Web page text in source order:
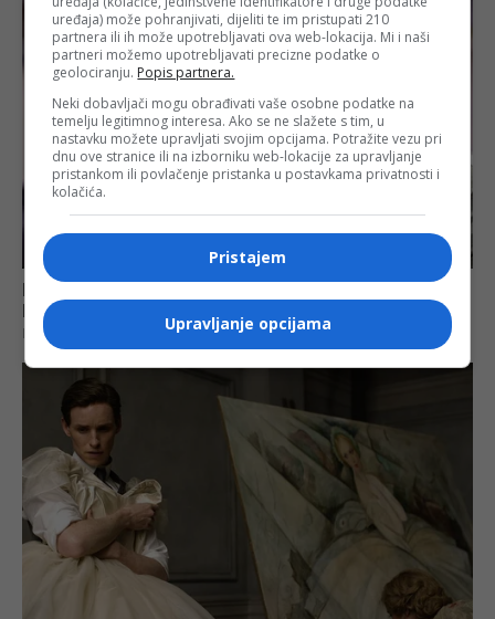
uređaja) može pohranjivati, dijeliti te im pristupati 210
partnera ili ih može upotrebljavati ova web-lokacija. Mi i naši
partneri možemo upotrebljavati precizne podatke o
geolociranju. Popis partnera.
Neki dobavljači mogu obrađivati vaše osobne podatke na
temelju legitimnog interesa. Ako se ne slažete s tim, u
nastavku možete upravljati svojim opcijama. Potražite vezu pri
dnu ove stranice ili na izborniku web-lokacije za upravljanje
pristankom ili povlačenje pristanka u postavkama privatnosti i
kolačića.
Pristajem
Upravljanje opcijama